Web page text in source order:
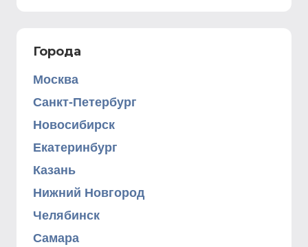
Города
Москва
Санкт-Петербург
Новосибирск
Екатеринбург
Казань
Нижний Новгород
Челябинск
Самара